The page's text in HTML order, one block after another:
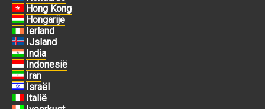
Hong Kong
Hongarije
Ierland
IJsland
India
Indonesië
Iran
Israël
Italië